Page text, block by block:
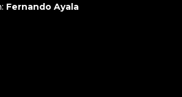
Fernando Ayala